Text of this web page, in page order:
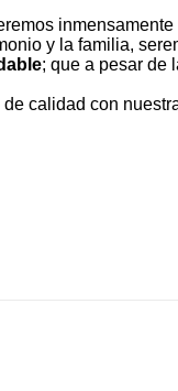
y la familia,
; que a pesar de
calidad con